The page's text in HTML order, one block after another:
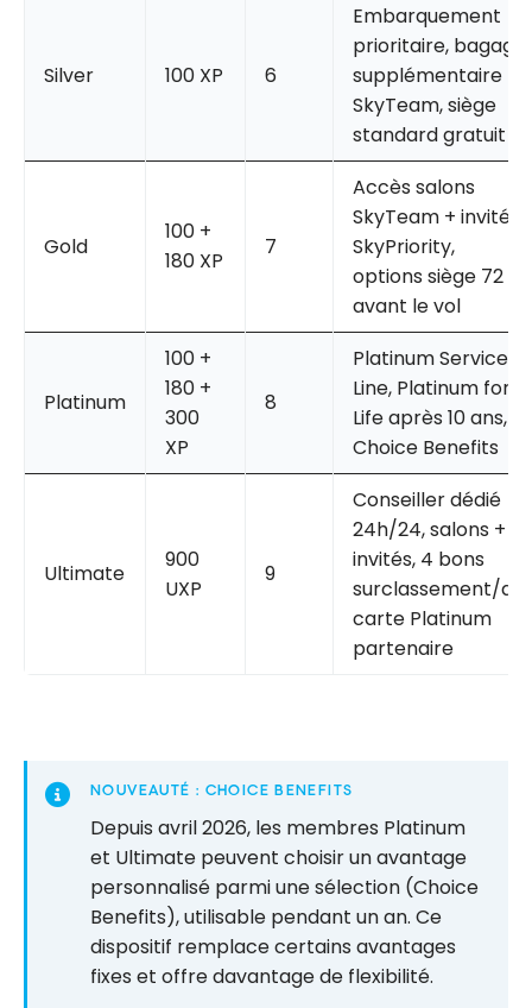
Silver 100 XP 6
Embarquement
prioritaire, bagage
supplémentaire
SkyTeam, siège
standard gratuit
Gold
100 +
180 XP
7
Accès salons
SkyTeam + invité,
SkyPriority,
options siège 72 h
avant le vol
Platinum
100 +
180 +
300
XP
8
Platinum Service
Line, Platinum for
Life après 10 ans,
Choice Benefits
Ultimate
900
UXP
9
Conseiller dédié
24h/24, salons + 8
invités, 4 bons
surclassement/an,
carte Platinum
partenaire
NOUVEAUTÉ : CHOICE BENEFITS
Depuis avril 2026, les membres Platinum
et Ultimate peuvent choisir un avantage
personnalisé parmi une sélection (Choice
Benefits), utilisable pendant un an. Ce
dispositif remplace certains avantages
fixes et offre davantage de flexibilité.